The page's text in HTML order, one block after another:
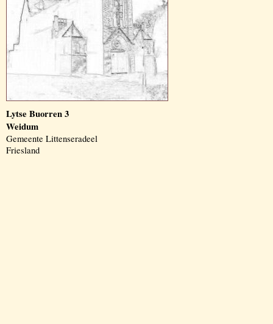
Lytse Buorren 3
Weidum
Gemeente Littenseradeel
Friesland